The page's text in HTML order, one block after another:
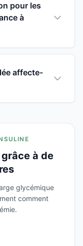
pour les
à
affecte-
à de
glycémique
comment